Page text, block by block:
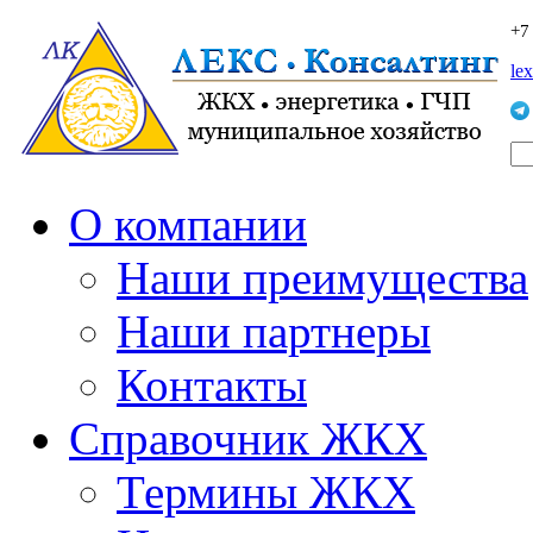
О компании
Наши преимущества
Наши партнеры
Контакты
Справочник ЖКХ
Термины ЖКХ